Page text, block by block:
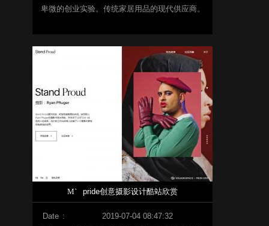
卑微的创业实验。传统家居用品的现代供应商。
并拓宽人们对日本文化和传统的看法
M` pride创意摄影设计酷站欣赏
Date :
2019-07-04 08:47:32